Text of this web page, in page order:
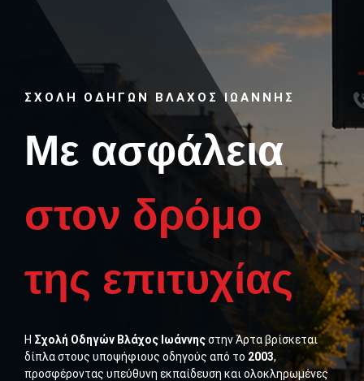
ΣΧΟΛΗ ΟΔΗΓΩΝ ΒΛΑΧΟΣ ΙΩΑΝΝΗΣ
Με ασφάλεια
στον δρόμο
της επιτυχίας
Η Σχολή Οδηγών Βλάχος Ιωάννηςστην Άρτα βρίσκεται
δίπλα στους υποψήφιους οδηγούς από το 2003,
προσφέροντας υπεύθυνη εκπαίδευση και ολοκληρωμένες